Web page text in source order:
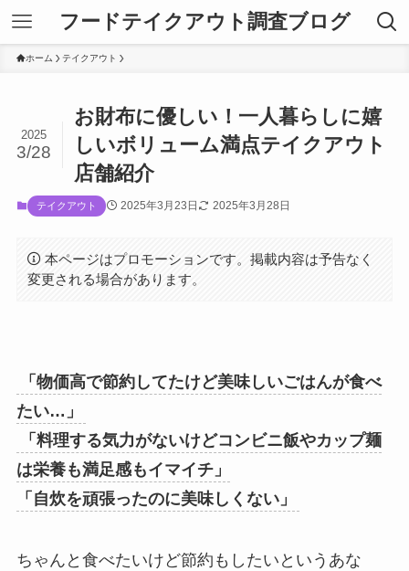
フードテイクアウト調査ブログ
ホーム テイクアウト
お財布に優しい！一人暮らしに嬉
しいボリューム満点テイクアウト
店舗紹介
2025
3/28
テイクアウト 2025年3月23日 2025年3月28日
本ページはプロモーションです。掲載内容は予告なく
変更される場合があります。
「物価高で節約してたけど美味しいごはんが食べ
たい…」
「料理する気力がないけどコンビニ飯やカップ麺
は栄養も満足感もイマイチ」
「自炊を頑張ったのに美味しくない」
ちゃんと食べたいけど節約もしたいというあな